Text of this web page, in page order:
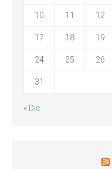
10 11 12
17 18 19
24 25 26
31
« Dic